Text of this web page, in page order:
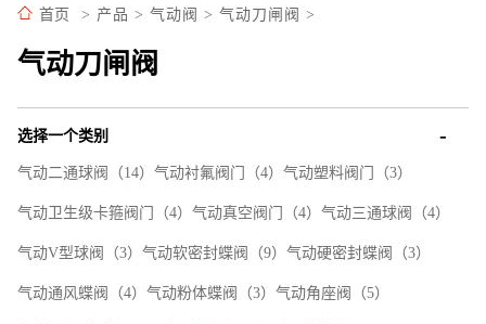
首页 > 产品 > 气动阀 > 气动刀闸阀 >
气动刀闸阀
选择一个类别
气动二通球阀（14） 气动衬氟阀门（4） 气动塑料阀门（3）
气动卫生级卡箍阀门（4） 气动真空阀门（4） 气动三通球阀（4）
气动V型球阀（3） 气动软密封蝶阀（9） 气动硬密封蝶阀（3）
气动通风蝶阀（4） 气动粉体蝶阀（3） 气动角座阀（5）